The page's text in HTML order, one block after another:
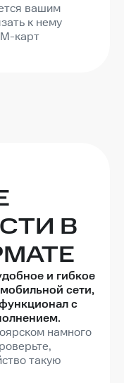
вашим
к нему
карт
В
и гибкое
сети,
с
намного
такую